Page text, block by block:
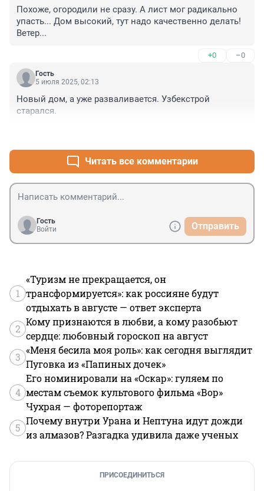
Похоже, огородили не сразу. А лист мог радикально
упасть... Дом высокий, тут надо качественно делать!
Ветер...
+0 –0
Гость
5 июля 2025, 02:13
Новый дом, а уже разваливается. Узбекстрой
старался.
Читать все комментарии
Гость
Войти
Отправить
1
«Туризм не прекращается, он
трансформируется»: как россияне будут
отдыхать в августе — ответ эксперта
2
Кому признаются в любви, а кому разобьют
сердце: любовный гороскоп на август
3
«Меня бесила моя роль»: как сегодня выглядит
Пуговка из «Папиных дочек»
4
Его номинировали на «Оскар»: гуляем по
местам съемок культового фильма «Вор»
Чухрая — фоторепортаж
5
Почему внутри Урана и Нептуна идут дожди
из алмазов? Разгадка удивила даже ученых
ПРИСОЕДИНИТЬСЯ